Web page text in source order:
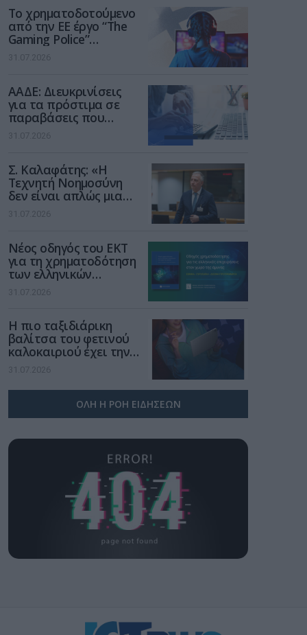
Το χρηματοδοτούμενο
από την ΕΕ έργο “The
Gaming Police”
ενισχύει την ασφάλεια
των παιδιών στο
31.07.2026
ΑΑΔΕ: Διευκρινίσεις
για τα πρόστιμα σε
παραβάσεις που
αφορούν τους ΦΗΜ
31.07.2026
Σ. Καλαφάτης: «Η
Τεχνητή Νοημοσύνη
δεν είναι απλώς μια
νέα τεχνολογία, είναι
μια νέα βιομηχανική
31.07.2026
Νέος οδηγός του ΕΚΤ
για τη χρηματοδότηση
των ελληνικών
επιχειρήσεων στον
χώρο της άμυνας
31.07.2026
Η πιο ταξιδιάρικη
βαλίτσα του φετινού
καλοκαιριού έχει την
υπογραφή της Xiaomi
31.07.2026
ΟΛΗ Η ΡΟΗ ΕΙΔΗΣΕΩΝ